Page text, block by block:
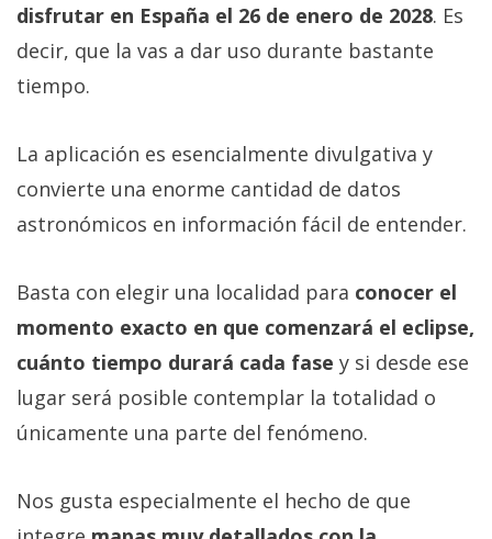
disfrutar en España el 26 de enero de 2028. Es
decir, que la vas a dar uso durante bastante
tiempo.
La aplicación es esencialmente divulgativa y
convierte una enorme cantidad de datos
astronómicos en información fácil de entender.
Basta con elegir una localidad para conocer el
momento exacto en que comenzará el eclipse,
cuánto tiempo durará cada fase y si desde ese
lugar será posible contemplar la totalidad o
únicamente una parte del fenómeno.
Nos gusta especialmente el hecho de que